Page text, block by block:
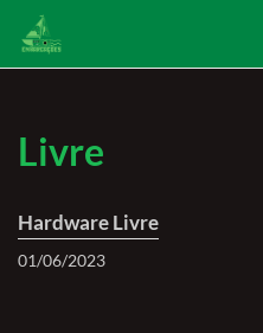
Livre
Hardware Livre
01/06/2023